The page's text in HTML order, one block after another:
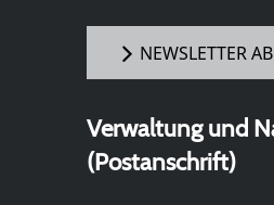
NEWSLETTER
Verwaltung und
(Postanschrift)